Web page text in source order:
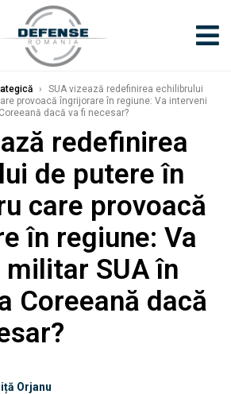
›
SUA vizează redefinirea echilibrului
provoacă îngrijorare în regiune: Va interveni
dacă va fi necesar?
redefinirea
de putere în
care provoacă
în regiune: Va
SUA în
Coreeană dacă
Orjanu